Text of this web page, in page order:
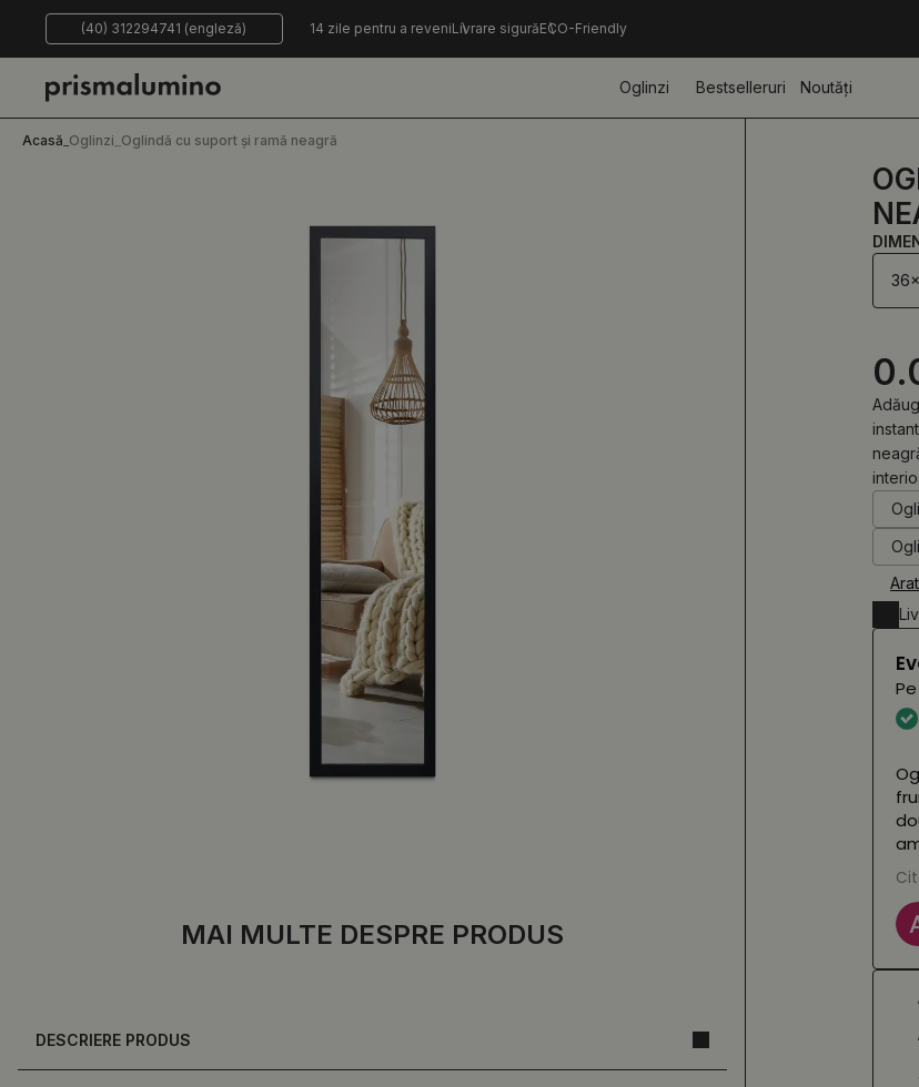
(40) 312294741 (engleză) 14 zile pentru a reveniLivrare sigurăECO-Friendly
Oglinzi Bestselleruri Noutăți
Acasă Oglinzi Oglindă cu suport și ramă neagră
MAI MULTE DESPRE PRODUS
DESCRIERE PRODUS